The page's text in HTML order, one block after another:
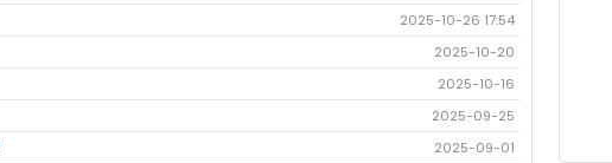
2025-10-26 17:54
2025-10-20
2025-10-16
2025-09-25
2025-09-01